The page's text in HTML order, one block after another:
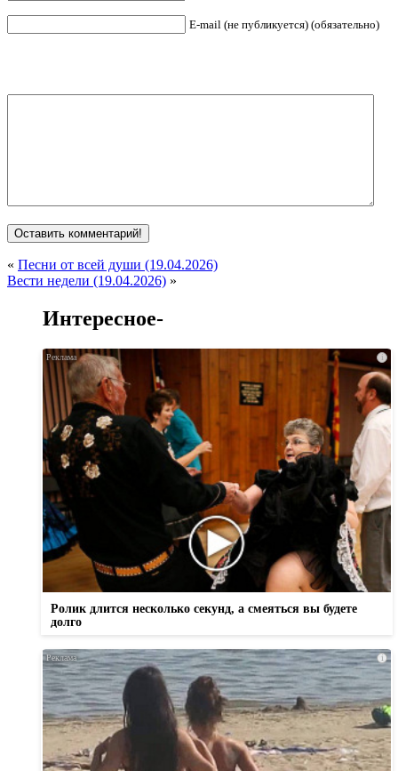
E-mail (не публикуется) (обязательно)
« Песни от всей души (19.04.2026)
Вести недели (19.04.2026) »
Интересное-
i
Ролик длится несколько секунд, а смеяться вы будете
долго
i